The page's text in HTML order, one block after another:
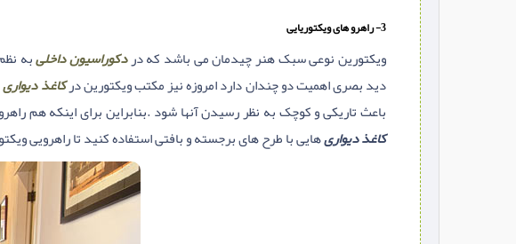
3- راهرو های ویکتوریایی
ویکتورین نوعی سبک هنر چیدمان می باشد که دردکوراسیون داخلیبه
دید بصری اهمیت دو چندان دارد امروزه نیز مکتب ویکتورین درکاغذ دیواری
باعث تاریکی و کوچک به نظر رسیدن آنها شود .بنابراین برای اینکه هم
کاغذ دیواریهایی با طرح های برجسته و بافتی استفاده کنید تا راهرویی